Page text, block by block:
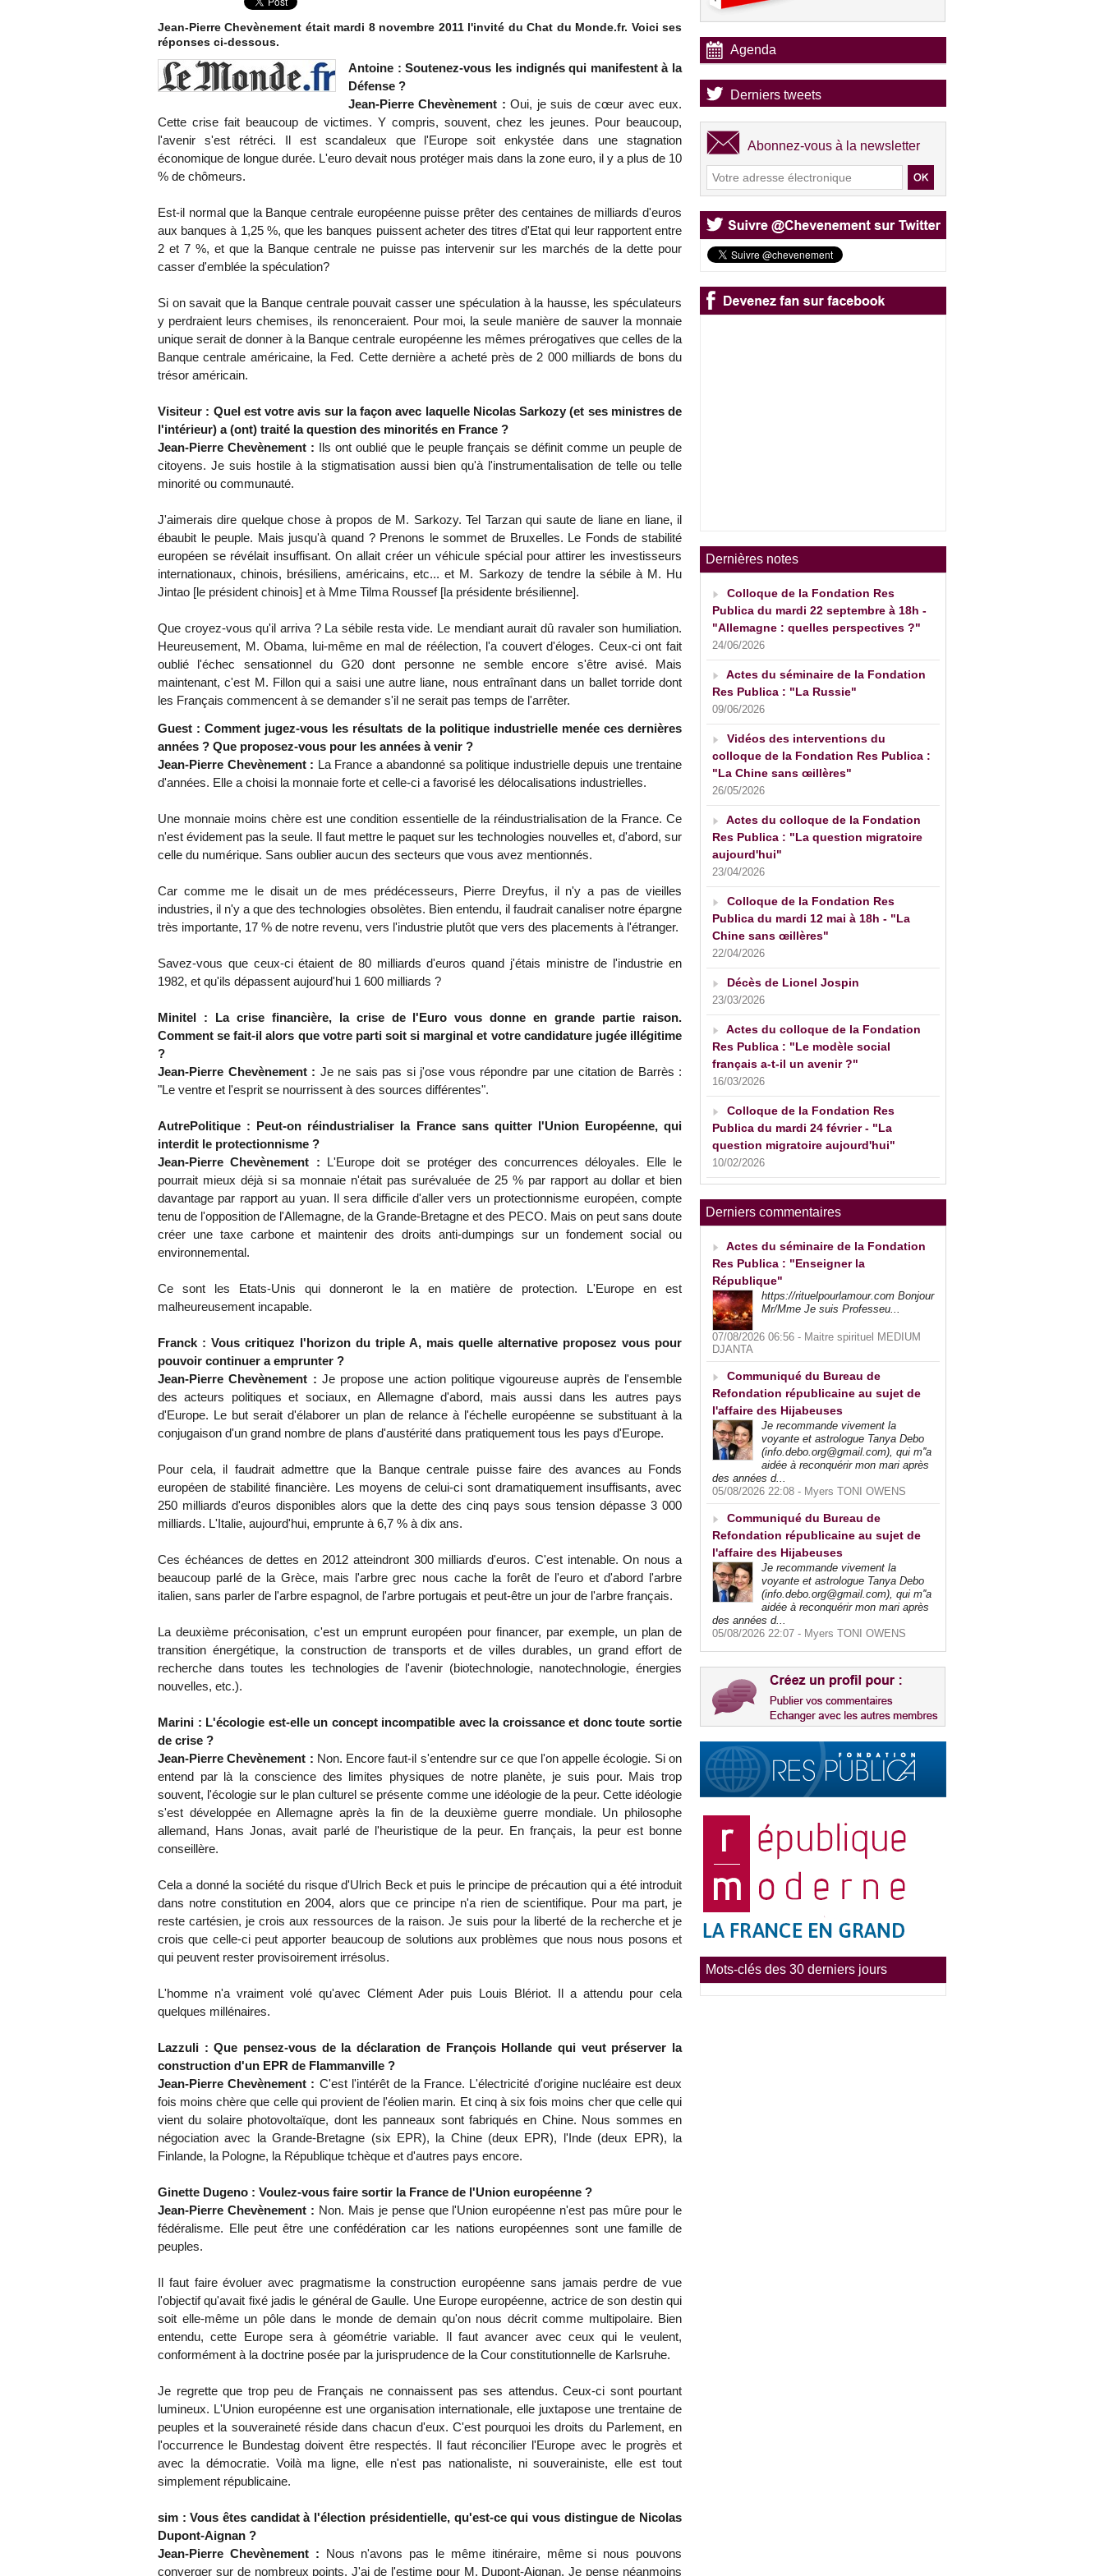
Jean-Pierre Chevènement était mardi 8 novembre 2011 l'invité du Chat du Monde.fr. Voici ses
réponses ci-dessous.
Antoine : Soutenez-vous les indignés qui manifestent à la
Défense ?
Jean-Pierre Chevènement : Oui, je suis de cœur avec eux.
Cette crise fait beaucoup de victimes. Y compris, souvent, chez les jeunes. Pour beaucoup,
l'avenir s'est rétréci. Il est scandaleux que l'Europe soit enkystée dans une stagnation
économique de longue durée. L'euro devait nous protéger mais dans la zone euro, il y a plus de 10
% de chômeurs.
Est-il normal que la Banque centrale européenne puisse prêter des centaines de milliards d'euros
aux banques à 1,25 %, que les banques puissent acheter des titres d'Etat qui leur rapportent entre
2 et 7 %, et que la Banque centrale ne puisse pas intervenir sur les marchés de la dette pour
casser d'emblée la spéculation?
Si on savait que la Banque centrale pouvait casser une spéculation à la hausse, les spéculateurs
y perdraient leurs chemises, ils renonceraient. Pour moi, la seule manière de sauver la monnaie
unique serait de donner à la Banque centrale européenne les mêmes prérogatives que celles de la
Banque centrale américaine, la Fed. Cette dernière a acheté près de 2 000 milliards de bons du
trésor américain.
Visiteur : Quel est votre avis sur la façon avec laquelle Nicolas Sarkozy (et ses ministres de
l'intérieur) a (ont) traité la question des minorités en France ?
Jean-Pierre Chevènement : Ils ont oublié que le peuple français se définit comme un peuple de
citoyens. Je suis hostile à la stigmatisation aussi bien qu'à l'instrumentalisation de telle ou telle
minorité ou communauté.
J'aimerais dire quelque chose à propos de M. Sarkozy. Tel Tarzan qui saute de liane en liane, il
ébaubit le peuple. Mais jusqu'à quand ? Prenons le sommet de Bruxelles. Le Fonds de stabilité
européen se révélait insuffisant. On allait créer un véhicule spécial pour attirer les investisseurs
internationaux, chinois, brésiliens, américains, etc... et M. Sarkozy de tendre la sébile à M. Hu
Jintao [le président chinois] et à Mme Tilma Roussef [la présidente brésilienne].
Que croyez-vous qu'il arriva ? La sébile resta vide. Le mendiant aurait dû ravaler son humiliation.
Heureusement, M. Obama, lui-même en mal de réélection, l'a couvert d'éloges. Ceux-ci ont fait
oublié l'échec sensationnel du G20 dont personne ne semble encore s'être avisé. Mais
maintenant, c'est M. Fillon qui a saisi une autre liane, nous entraînant dans un ballet torride dont
les Français commencent à se demander s'il ne serait pas temps de l'arrêter.
Guest : Comment jugez-vous les résultats de la politique industrielle menée ces dernières
années ? Que proposez-vous pour les années à venir ?
Jean-Pierre Chevènement : La France a abandonné sa politique industrielle depuis une trentaine
d'années. Elle a choisi la monnaie forte et celle-ci a favorisé les délocalisations industrielles.
Une monnaie moins chère est une condition essentielle de la réindustrialisation de la France. Ce
n'est évidement pas la seule. Il faut mettre le paquet sur les technologies nouvelles et, d'abord, sur
celle du numérique. Sans oublier aucun des secteurs que vous avez mentionnés.
Car comme me le disait un de mes prédécesseurs, Pierre Dreyfus, il n'y a pas de vieilles
industries, il n'y a que des technologies obsolètes. Bien entendu, il faudrait canaliser notre épargne
très importante, 17 % de notre revenu, vers l'industrie plutôt que vers des placements à l'étranger.
Savez-vous que ceux-ci étaient de 80 milliards d'euros quand j'étais ministre de l'industrie en
1982, et qu'ils dépassent aujourd'hui 1 600 milliards ?
Minitel : La crise financière, la crise de l'Euro vous donne en grande partie raison.
Comment se fait-il alors que votre parti soit si marginal et votre candidature jugée illégitime
?
Jean-Pierre Chevènement : Je ne sais pas si j'ose vous répondre par une citation de Barrès :
"Le ventre et l'esprit se nourrissent à des sources différentes".
AutrePolitique : Peut-on réindustrialiser la France sans quitter l'Union Européenne, qui
interdit le protectionnisme ?
Jean-Pierre Chevènement : L'Europe doit se protéger des concurrences déloyales. Elle le
pourrait mieux déjà si sa monnaie n'était pas surévaluée de 25 % par rapport au dollar et bien
davantage par rapport au yuan. Il sera difficile d'aller vers un protectionnisme européen, compte
tenu de l'opposition de l'Allemagne, de la Grande-Bretagne et des PECO. Mais on peut sans doute
créer une taxe carbone et maintenir des droits anti-dumpings sur un fondement social ou
environnemental.
Ce sont les Etats-Unis qui donneront le la en matière de protection. L'Europe en est
malheureusement incapable.
Franck : Vous critiquez l'horizon du triple A, mais quelle alternative proposez vous pour
pouvoir continuer a emprunter ?
Jean-Pierre Chevènement : Je propose une action politique vigoureuse auprès de l'ensemble
des acteurs politiques et sociaux, en Allemagne d'abord, mais aussi dans les autres pays
d'Europe. Le but serait d'élaborer un plan de relance à l'échelle européenne se substituant à la
conjugaison d'un grand nombre de plans d'austérité dans pratiquement tous les pays d'Europe.
Pour cela, il faudrait admettre que la Banque centrale puisse faire des avances au Fonds
européen de stabilité financière. Les moyens de celui-ci sont dramatiquement insuffisants, avec
250 milliards d'euros disponibles alors que la dette des cinq pays sous tension dépasse 3 000
milliards. L'Italie, aujourd'hui, emprunte à 6,7 % à dix ans.
Ces échéances de dettes en 2012 atteindront 300 milliards d'euros. C'est intenable. On nous a
beaucoup parlé de la Grèce, mais l'arbre grec nous cache la forêt de l'euro et d'abord l'arbre
italien, sans parler de l'arbre espagnol, de l'arbre portugais et peut-être un jour de l'arbre français.
La deuxième préconisation, c'est un emprunt européen pour financer, par exemple, un plan de
transition énergétique, la construction de transports et de villes durables, un grand effort de
recherche dans toutes les technologies de l'avenir (biotechnologie, nanotechnologie, énergies
nouvelles, etc.).
Marini : L'écologie est-elle un concept incompatible avec la croissance et donc toute sortie
de crise ?
Jean-Pierre Chevènement : Non. Encore faut-il s'entendre sur ce que l'on appelle écologie. Si on
entend par là la conscience des limites physiques de notre planète, je suis pour. Mais trop
souvent, l'écologie sur le plan culturel se présente comme une idéologie de la peur. Cette idéologie
s'est développée en Allemagne après la fin de la deuxième guerre mondiale. Un philosophe
allemand, Hans Jonas, avait parlé de l'heuristique de la peur. En français, la peur est bonne
conseillère.
Cela a donné la société du risque d'Ulrich Beck et puis le principe de précaution qui a été introduit
dans notre constitution en 2004, alors que ce principe n'a rien de scientifique. Pour ma part, je
reste cartésien, je crois aux ressources de la raison. Je suis pour la liberté de la recherche et je
crois que celle-ci peut apporter beaucoup de solutions aux problèmes que nous nous posons et
qui peuvent rester provisoirement irrésolus.
L'homme n'a vraiment volé qu'avec Clément Ader puis Louis Blériot. Il a attendu pour cela
quelques millénaires.
Lazzuli : Que pensez-vous de la déclaration de François Hollande qui veut préserver la
construction d'un EPR de Flammanville ?
Jean-Pierre Chevènement : C'est l'intérêt de la France. L'électricité d'origine nucléaire est deux
fois moins chère que celle qui provient de l'éolien marin. Et cinq à six fois moins cher que celle qui
vient du solaire photovoltaïque, dont les panneaux sont fabriqués en Chine. Nous sommes en
négociation avec la Grande-Bretagne (six EPR), la Chine (deux EPR), l'Inde (deux EPR), la
Finlande, la Pologne, la République tchèque et d'autres pays encore.
Ginette Dugeno : Voulez-vous faire sortir la France de l'Union européenne ?
Jean-Pierre Chevènement : Non. Mais je pense que l'Union européenne n'est pas mûre pour le
fédéralisme. Elle peut être une confédération car les nations européennes sont une famille de
peuples.
Il faut faire évoluer avec pragmatisme la construction européenne sans jamais perdre de vue
l'objectif qu'avait fixé jadis le général de Gaulle. Une Europe européenne, actrice de son destin qui
soit elle-même un pôle dans le monde de demain qu'on nous décrit comme multipolaire. Bien
entendu, cette Europe sera à géométrie variable. Il faut avancer avec ceux qui le veulent,
conformément à la doctrine posée par la jurisprudence de la Cour constitutionnelle de Karlsruhe.
Je regrette que trop peu de Français ne connaissent pas ses attendus. Ceux-ci sont pourtant
lumineux. L'Union européenne est une organisation internationale, elle juxtapose une trentaine de
peuples et la souveraineté réside dans chacun d'eux. C'est pourquoi les droits du Parlement, en
l'occurrence le Bundestag doivent être respectés. Il faut réconcilier l'Europe avec le progrès et
avec la démocratie. Voilà ma ligne, elle n'est pas nationaliste, ni souverainiste, elle est tout
simplement républicaine.
sim : Vous êtes candidat à l'élection présidentielle, qu'est-ce qui vous distingue de Nicolas
Dupont-Aignan ?
Jean-Pierre Chevènement : Nous n'avons pas le même itinéraire, même si nous pouvons
converger sur de nombreux points. J'ai de l'estime pour M. Dupont-Aignan. Je pense néanmoins
Agenda
Derniers tweets
Abonnez-vous à la newsletter
Dernières notes
Colloque de la Fondation Res
Publica du mardi 22 septembre à 18h -
"Allemagne : quelles perspectives ?"
24/06/2026
Actes du séminaire de la Fondation
Res Publica : "La Russie"
09/06/2026
Vidéos des interventions du
colloque de la Fondation Res Publica :
"La Chine sans œillères"
26/05/2026
Actes du colloque de la Fondation
Res Publica : "La question migratoire
aujourd'hui"
23/04/2026
Colloque de la Fondation Res
Publica du mardi 12 mai à 18h - "La
Chine sans œillères"
22/04/2026
Décès de Lionel Jospin
23/03/2026
Actes du colloque de la Fondation
Res Publica : "Le modèle social
français a-t-il un avenir ?"
16/03/2026
Colloque de la Fondation Res
Publica du mardi 24 février - "La
question migratoire aujourd'hui"
10/02/2026
Derniers commentaires
Actes du séminaire de la Fondation
Res Publica : "Enseigner la
République"
https://rituelpourlamour.com Bonjour
Mr/Mme Je suis Professeu...
07/08/2026 06:56 - Maitre spirituel MEDIUM
DJANTA
Communiqué du Bureau de
Refondation républicaine au sujet de
l'affaire des Hijabeuses
Je recommande vivement la
voyante et astrologue Tanya Debo
(info.debo.org@gmail.com), qui m''a
aidée à reconquérir mon mari après
des années d...
05/08/2026 22:08 - Myers TONI OWENS
Communiqué du Bureau de
Refondation républicaine au sujet de
l'affaire des Hijabeuses
Je recommande vivement la
voyante et astrologue Tanya Debo
(info.debo.org@gmail.com), qui m''a
aidée à reconquérir mon mari après
des années d...
05/08/2026 22:07 - Myers TONI OWENS
Mots-clés des 30 derniers jours